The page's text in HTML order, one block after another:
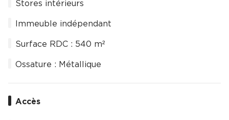
Stores intérieurs
Immeuble indépendant
Surface RDC : 540 m²
Ossature : Métallique
Accès